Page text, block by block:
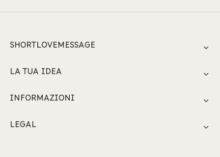
SHORTLOVEMESSAGE
LA TUA IDEA
INFORMAZIONI
LEGAL